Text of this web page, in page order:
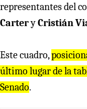
representantes del
CarteryCristián
Este cuadro,
último lugar de la
Senado.